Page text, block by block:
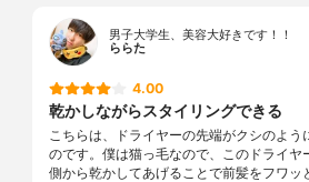
男子大学生、美容大好きです！！
ららた
4.00
乾かしながらスタイリングできる
こちらは、ドライヤーの先端がクシのよう
のです。僕は猫っ毛なので、このドライヤ
側から乾かしてあげることで前髪をフワッ